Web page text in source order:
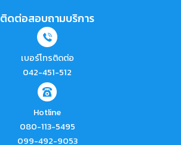
ติดต่อสอบถามบริการ
เบอร์โทรติดต่อ
042-451-512
Hotline
080-113-5495
099-492-9053